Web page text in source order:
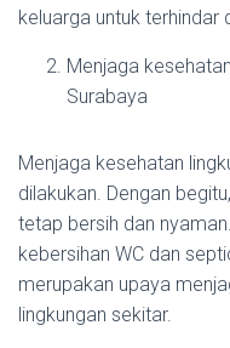
keluarga untuk terhindar
Menjaga
Surabaya
Menjaga kesehatan
dilakukan. Dengan
tetap bersih dan
kebersihan WC dan
merupakan upaya
lingkungan sekitar.